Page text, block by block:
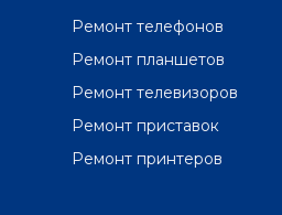
Ремонт телефонов
Ремонт планшетов
Ремонт телевизоров
Ремонт приставок
Ремонт принтеров